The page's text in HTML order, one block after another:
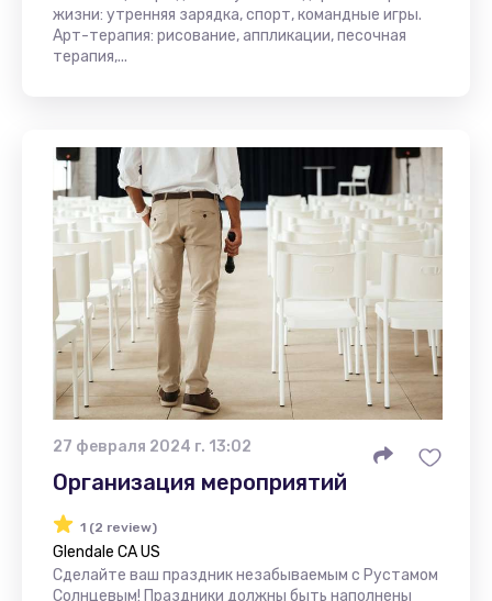
жизни: утренняя зарядка, спорт, командные игры.
Арт-терапия: рисование, аппликации, песочная
терапия,...
27 февраля 2024 г. 13:02
Организация мероприятий
1 (2 review)
Glendale CA US
Сделайте ваш праздник незабываемым с Рустамом
Солнцевым! Праздники должны быть наполнены